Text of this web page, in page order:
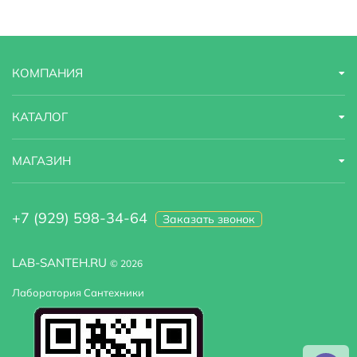
Глубина 42.5 м
Модель A045
Оснащение дивертор
Ширина 24.6 м
Стандарт подводки 1/2"
Тропический (верхний) душ
Угловая конструкция Нет
LAB-SANTEH.RU © 2026
Лаборатория Сантехники
КОМПАНИЯ
КАТАЛОГ
МАГАЗИН
+7 (929) 598-34-64 Заказать звонок